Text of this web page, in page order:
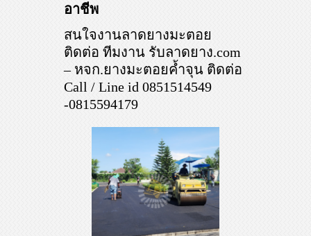
อาชีพ
สนใจงานลาดยางมะตอย
ติดต่อ ทีมงาน รับลาดยาง.com
– หจก.ยางมะตอยค้ำจุน ติดต่อ
Call / Line id 0851514549
-0815594179